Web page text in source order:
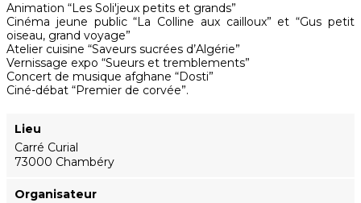
Animation “Les Soli'jeux petits et grands”
Cinéma jeune public “La Colline aux cailloux” et “Gus petit
oiseau, grand voyage”
Atelier cuisine “Saveurs sucrées d’Algérie”
Vernissage expo “Sueurs et tremblements”
Concert de musique afghane “Dosti”
Ciné-débat “Premier de corvée”.
Lieu
Carré Curial
73000 Chambéry
Organisateur